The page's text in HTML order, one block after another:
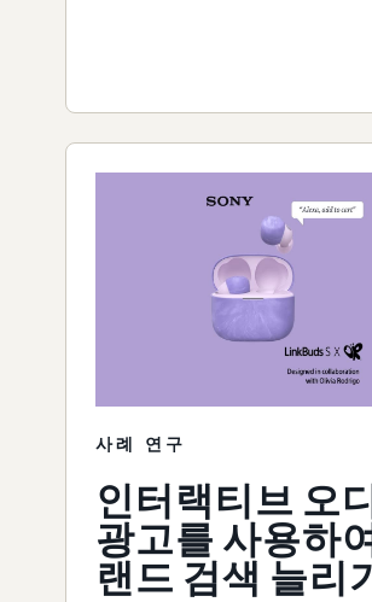
사례 연구
인터랙티브 오
광고를 사용하
랜드 검색 늘리